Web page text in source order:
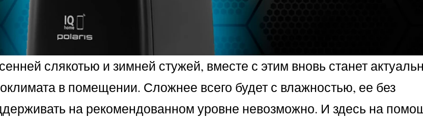
слякотью и зимней стужей, вместе с этим вновь станет
в помещении. Сложнее всего будет с влажностью, ее без
на рекомендованном уровне невозможно. И здесь на